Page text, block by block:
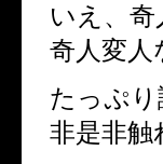
いえ、
奇人変人
たっぷ
非是非触